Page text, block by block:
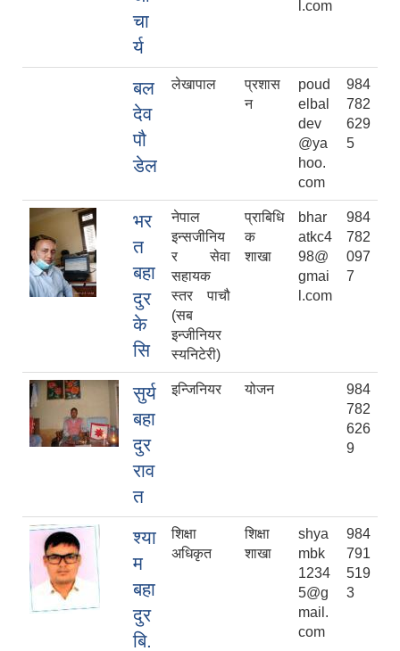
चा
र्य
l.com
बल
देव
पौ
डेल
लेखापाल
प्रशास
न
poud
elbal
dev
@ya
hoo.
com
984
782
629
5
भर
त
बहा
दुर
के
सि
नेपाल
इन्सजीनिय
र सेवा
सहायक
स्तर पाचौ
(सब
इन्जीनियर
स्यनिटेरी)
प्राबिधि
क
शाखा
bhar
atkc4
98@
gmai
l.com
984
782
097
7
सुर्य
बहा
दुर
राव
त
इन्जिनियर योजन
984
782
626
9
श्या
म
बहा
दुर
बि.
शिक्षा
अधिकृत
शिक्षा
शाखा
shya
mbk
1234
5@g
mail.
com
984
791
519
3